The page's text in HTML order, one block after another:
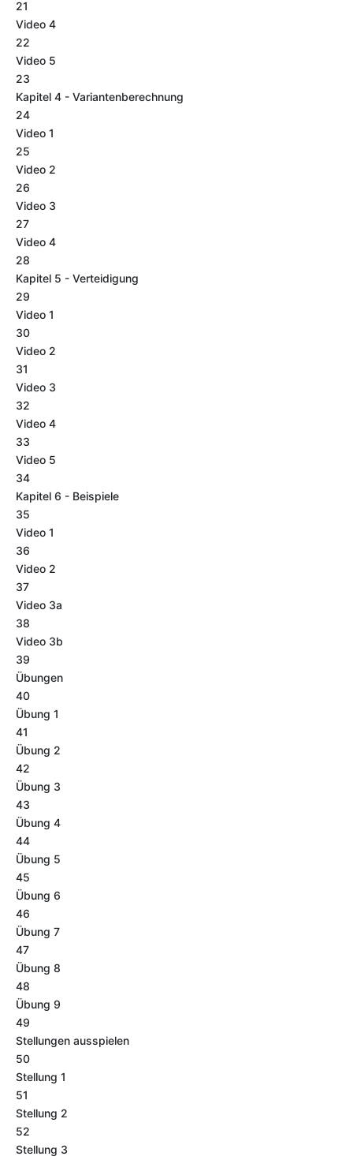
21
Video 4
22
Video 5
23
Kapitel 4 - Variantenberechnung
24
Video 1
25
Video 2
26
Video 3
27
Video 4
28
Kapitel 5 - Verteidigung
29
Video 1
30
Video 2
31
Video 3
32
Video 4
33
Video 5
34
Kapitel 6 - Beispiele
35
Video 1
36
Video 2
37
Video 3a
38
Video 3b
39
Übungen
40
Übung 1
41
Übung 2
42
Übung 3
43
Übung 4
44
Übung 5
45
Übung 6
46
Übung 7
47
Übung 8
48
Übung 9
49
Stellungen ausspielen
50
Stellung 1
51
Stellung 2
52
Stellung 3